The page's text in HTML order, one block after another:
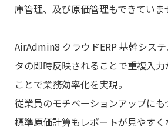
庫管理、及び原価管理もできていま
AirAdmin8 クラウドERP 基幹シス
タの即時反映されることで重複入
ことで業務効率化を実現。
従業員のモチベーションアップにも
標準原価計算もレポートが見やす